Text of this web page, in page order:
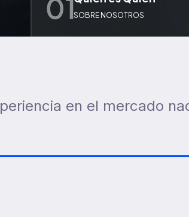
SOBRE NOSOTROS
en el mercado